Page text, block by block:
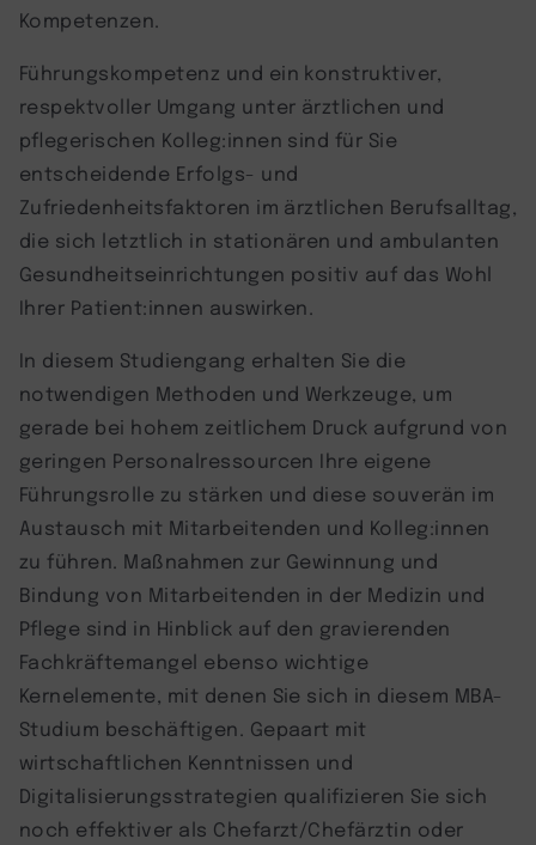
Kompetenzen.
Führungskompetenz und ein konstruktiver,
respektvoller Umgang unter ärztlichen und
pflegerischen Kolleg:innen sind für Sie
entscheidende Erfolgs- und
Zufriedenheitsfaktoren im ärztlichen Berufsalltag,
die sich letztlich in stationären und ambulanten
Gesundheitseinrichtungen positiv auf das Wohl
Ihrer Patient:innen auswirken.
In diesem Studiengang erhalten Sie die
notwendigen Methoden und Werkzeuge, um
gerade bei hohem zeitlichem Druck aufgrund von
geringen Personalressourcen Ihre eigene
Führungsrolle zu stärken und diese souverän im
Austausch mit Mitarbeitenden und Kolleg:innen
zu führen. Maßnahmen zur Gewinnung und
Bindung von Mitarbeitenden in der Medizin und
Pflege sind in Hinblick auf den gravierenden
Fachkräftemangel ebenso wichtige
Kernelemente, mit denen Sie sich in diesem MBA-
Studium beschäftigen. Gepaart mit
wirtschaftlichen Kenntnissen und
Digitalisierungsstrategien qualifizieren Sie sich
noch effektiver als Chefarzt/Chefärztin oder